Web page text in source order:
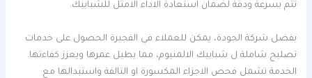
تتم بسرعة ودقة لضمان استعادة الاداء الامثل للشبابيك.
بفضل شركة الجودة، يمكن للعملاء في الفجيرة الحصول على خدمات
تصليح شاملة ل شبابيك الالمنيوم، مما يطيل عمرها ويعزز كفاءتها.
الخدمة تشمل فحص الاجزاء المكسورة او التالفة واستبدالها مع